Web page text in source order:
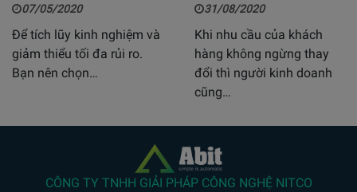
07/05/2020
Để tích lũy kinh nghiệm và
giảm thiểu tối đa rủi ro.
Bạn nên chọn…
31/08/2020
Khi nhu cầu của khách
hàng không ngừng thay
đổi thì người kinh doanh
cũng…
CÔNG TY TNHH GIẢI PHÁP CÔNG NGHỆ NITCO